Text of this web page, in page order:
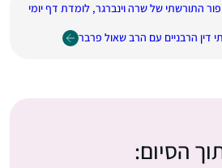
דין הרבניים עם הרב שאול פרבר
הסיום: